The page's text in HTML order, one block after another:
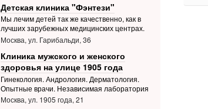
Детская клиника "Фэнтези"
Мы лечим детей так же качественно, как в
лучших зарубежных медицинских центрах.
Москва, ул. Гарибальди, 36
Клиника мужского и женского
здоровья на улице 1905 года
Гинекология. Андрология. Дерматология.
Опытные врачи. Независимая лаборатория
Москва, ул. 1905 года, 21